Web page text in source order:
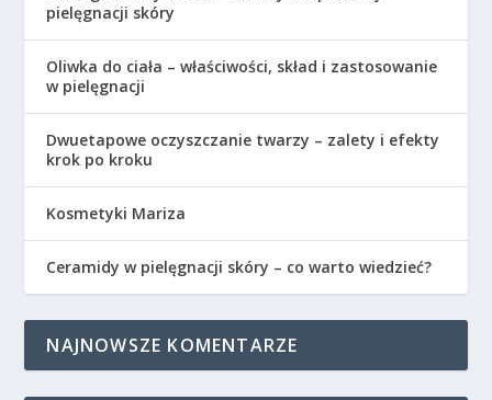
pielęgnacji skóry
Oliwka do ciała – właściwości, skład i zastosowanie
w pielęgnacji
Dwuetapowe oczyszczanie twarzy – zalety i efekty
krok po kroku
Kosmetyki Mariza
Ceramidy w pielęgnacji skóry – co warto wiedzieć?
NAJNOWSZE KOMENTARZE